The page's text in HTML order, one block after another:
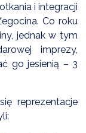
i integracji
Co roku
jednak w tym
imprezy,
go jesienią – 3
reprezentacje